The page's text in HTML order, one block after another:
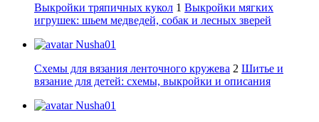
Выкройки тряпичных кукол 1 Выкройки мягких
игрушек: шьем медведей, собак и лесных зверей
Nusha01
Схемы для вязания ленточного кружева 2 Шитье и
вязание для детей: схемы, выкройки и описания
Nusha01